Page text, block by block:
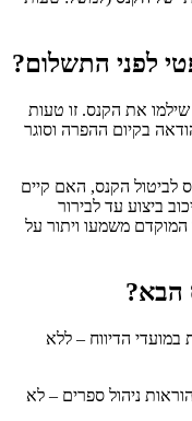
לפני התשלום?
את הקנס. זו טעות
בקיום ההפרה וסוגר
לביטול הקנס, האם קיים
ביצוע עד לבירור
משמעו ויתור על
הבא?
במועדי הדיווח – ללא
ניהול ספרים – לא